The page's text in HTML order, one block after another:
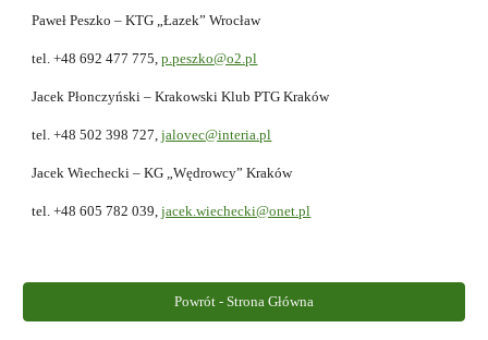
Paweł Peszko – KTG „Łazek” Wrocław
tel. +48 692 477 775,p.peszko@o2.pl
Jacek Płonczyński – Krakowski Klub PTG Kraków
tel. +48 502 398 727,jalovec@interia.pl
Jacek Wiechecki – KG „Wędrowcy” Kraków
tel. +48 605 782 039,jacek.wiechecki@onet.pl
Powrót - Strona Główna